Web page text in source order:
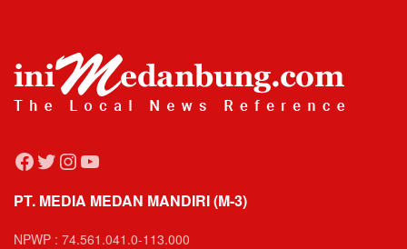
Facebook
Twitter
Instagram
YouTube
PT. MEDIA MEDAN MANDIRI (M-3)
NPWP : 74.561.041.0-113.000